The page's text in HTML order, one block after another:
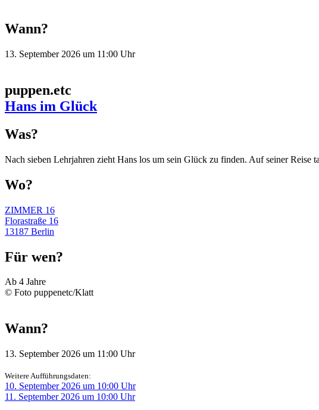
Wann?
13. September 2026 um 11:00 Uhr
puppen.etc
Hans im Glück
Was?
Nach sieben Lehrjahren zieht Hans los um sein Glück zu finden. Auf seiner
Wo?
ZIMMER 16
Florastraße 16
13187 Berlin
Für wen?
Ab 4 Jahre
© Foto puppenetc/Klatt
Wann?
13. September 2026 um 11:00 Uhr
Weitere Aufführungsdaten:
10. September 2026 um 10:00 Uhr
11. September 2026 um 10:00 Uhr